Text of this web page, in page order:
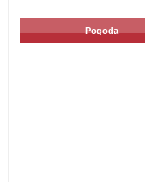
Pogoda